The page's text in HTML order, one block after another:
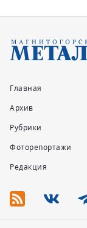
Главная
Архив
Рубрики
Фоторепортажи
Редакция